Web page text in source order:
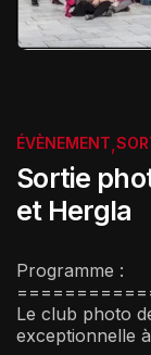
ÉVÈNEMENT,
Sortie
et Hergla
Programme :
Le club photo
exceptionnelle